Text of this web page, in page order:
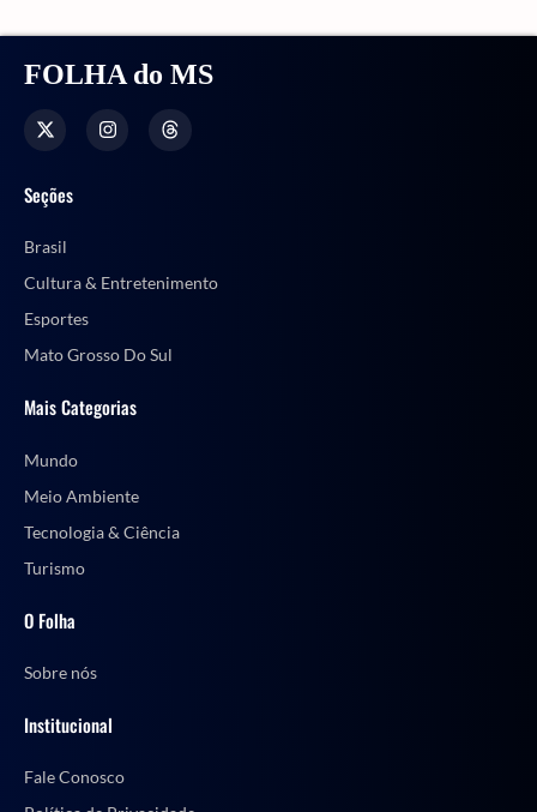
FOLHA do MS
Seções
Brasil
Cultura & Entretenimento
Esportes
Mato Grosso Do Sul
Mais Categorias
Mundo
Meio Ambiente
Tecnologia & Ciência
Turismo
O Folha
Sobre nós
Institucional
Fale Conosco